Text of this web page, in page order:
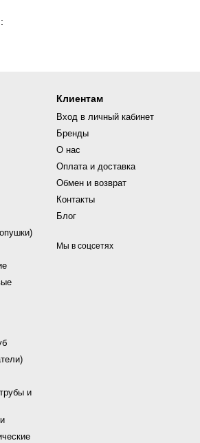
и
Клиентам
Вход в личный кабинет
Бренды
О нас
Оплата и доставка
Обмен и возврат
Контакты
Блог
Мы в соцсетях